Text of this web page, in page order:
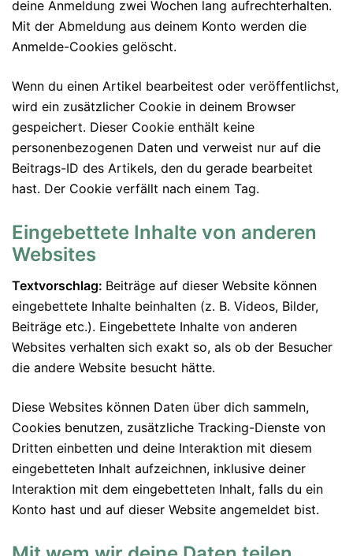
deine Anmeldung zwei Wochen lang aufrechterhalten.
Mit der Abmeldung aus deinem Konto werden die
Anmelde-Cookies gelöscht.
Wenn du einen Artikel bearbeitest oder veröffentlichst,
wird ein zusätzlicher Cookie in deinem Browser
gespeichert. Dieser Cookie enthält keine
personenbezogenen Daten und verweist nur auf die
Beitrags-ID des Artikels, den du gerade bearbeitet
hast. Der Cookie verfällt nach einem Tag.
Eingebettete Inhalte von anderen
Websites
Textvorschlag: Beiträge auf dieser Website können
eingebettete Inhalte beinhalten (z. B. Videos, Bilder,
Beiträge etc.). Eingebettete Inhalte von anderen
Websites verhalten sich exakt so, als ob der Besucher
die andere Website besucht hätte.
Diese Websites können Daten über dich sammeln,
Cookies benutzen, zusätzliche Tracking-Dienste von
Dritten einbetten und deine Interaktion mit diesem
eingebetteten Inhalt aufzeichnen, inklusive deiner
Interaktion mit dem eingebetteten Inhalt, falls du ein
Konto hast und auf dieser Website angemeldet bist.